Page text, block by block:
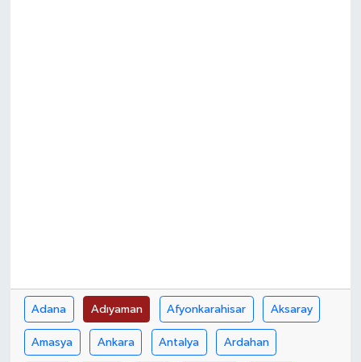
Adana Adıyaman Afyonkarahisar Aksaray
Amasya Ankara Antalya Ardahan